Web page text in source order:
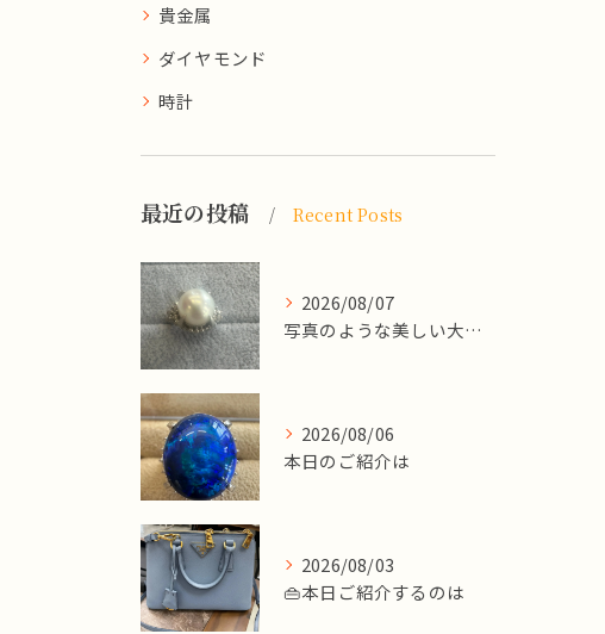
貴金属
ダイヤモンド
時計
最近の投稿 Recent Posts
2026/08/07
写真のような美しい大粒のパールリングですが、
2026/08/06
本日のご紹介は
2026/08/03
👜本日ご紹介するのは